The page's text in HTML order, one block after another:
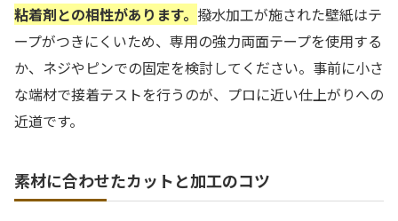
粘着剤との相性があります。 撥水加工が施された壁紙はテ
ープがつきにくいため、専用の強力両面テープを使用する
か、ネジやピンでの固定を検討してください。事前に小さ
な端材で接着テストを行うのが、プロに近い仕上がりへの
近道です。
素材に合わせたカットと加工のコツ